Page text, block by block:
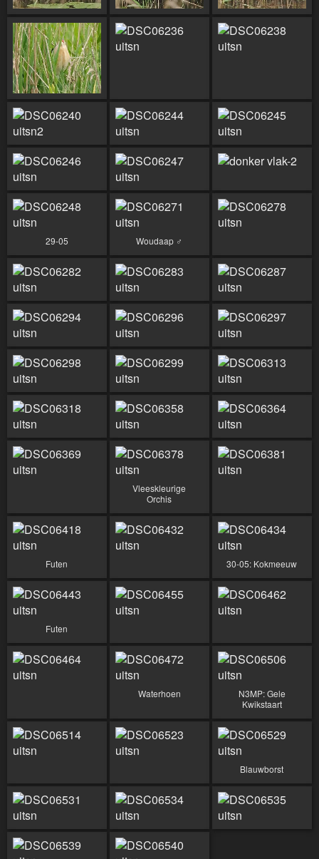
29-05 Woudaap ♂
Vleeskleurige
Orchis
Futen 30-05: Kokmeeuw
Futen
Waterhoen
N3MP: Gele
Kwikstaart
Blauwborst